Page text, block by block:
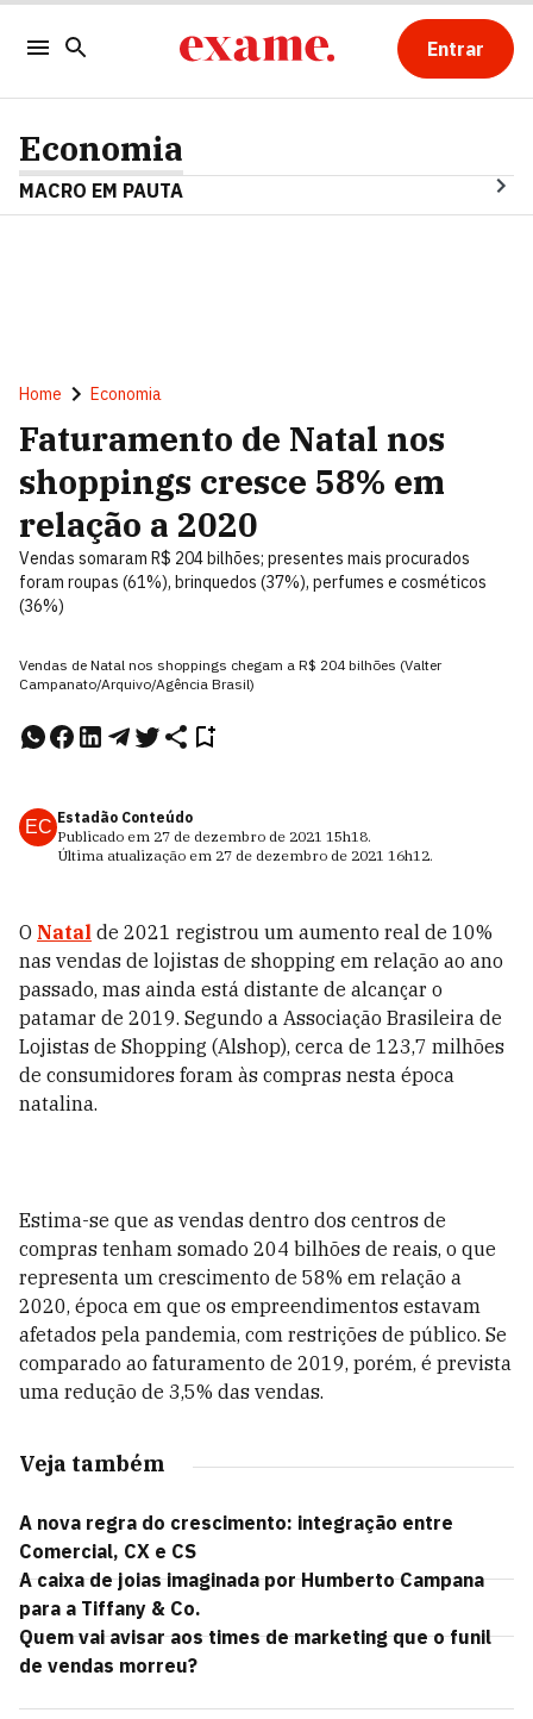
Entrar
Economia
MACRO EM PAUTA
Home Economia
Faturamento de Natal nos
shoppings cresce 58% em
relação a 2020
Vendas somaram R$ 204 bilhões; presentes mais procurados
foram roupas (61%), brinquedos (37%), perfumes e cosméticos
(36%)
Vendas de Natal nos shoppings chegam a R$ 204 bilhões (Valter
Campanato/Arquivo/Agência Brasil)
EC Estadão Conteúdo
Publicado em 27 de dezembro de 2021 15h18.
Última atualização em 27 de dezembro de 2021 16h12.
O Natal de 2021 registrou um aumento real de 10%
nas vendas de lojistas de shopping em relação ao ano
passado, mas ainda está distante de alcançar o
patamar de 2019. Segundo a Associação Brasileira de
Lojistas de Shopping (Alshop), cerca de 123,7 milhões
de consumidores foram às compras nesta época
natalina.
Estima-se que as vendas dentro dos centros de
compras tenham somado 204 bilhões de reais, o que
representa um crescimento de 58% em relação a
2020, época em que os empreendimentos estavam
afetados pela pandemia, com restrições de público. Se
comparado ao faturamento de 2019, porém, é prevista
uma redução de 3,5% das vendas.
Veja também
A nova regra do crescimento: integração entre
Comercial, CX e CS
A caixa de joias imaginada por Humberto Campana
para a Tiffany & Co.
Quem vai avisar aos times de marketing que o funil
de vendas morreu?